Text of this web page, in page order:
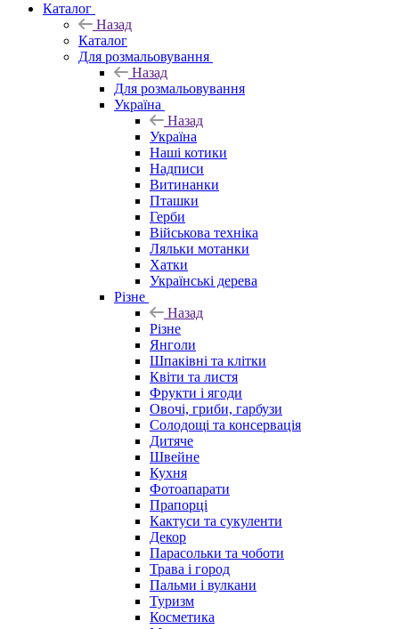
Каталог
Назад
Каталог
Для розмальовування
Назад
Для розмальовування
Україна
Назад
Україна
Наші котики
Надписи
Витинанки
Пташки
Герби
Військова техніка
Ляльки мотанки
Хатки
Українські дерева
Різне
Назад
Різне
Янголи
Шпаківні та клітки
Квіти та листя
Фрукти і ягоди
Овочі, гриби, гарбузи
Солодощі та консервація
Дитяче
Швейне
Кухня
Фотоапарати
Прапорці
Кактуси та сукуленти
Декор
Парасольки та чоботи
Трава і город
Пальми і вулкани
Туризм
Косметика